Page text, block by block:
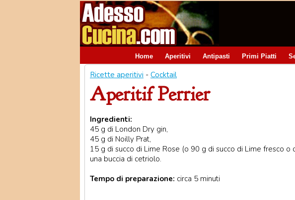
Home Aperitivi Antipasti Primi Piatti
Ricette aperitivi - Cocktail
Aperitif Perrier
Ingredienti:
45 g di London Dry gin,
45 g di Noilly Prat,
15 g di succo di Lime Rose (o 90 g di succo di Lime fresco o
una buccia di cetriolo.
Tempo di preparazione: circa 5 minuti